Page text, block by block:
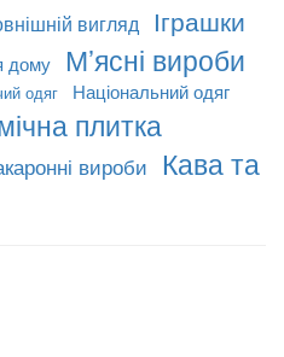
вигляд Іграшки
дому М’ясні вироби
одяг Національний одяг
плитка
вироби Кава та